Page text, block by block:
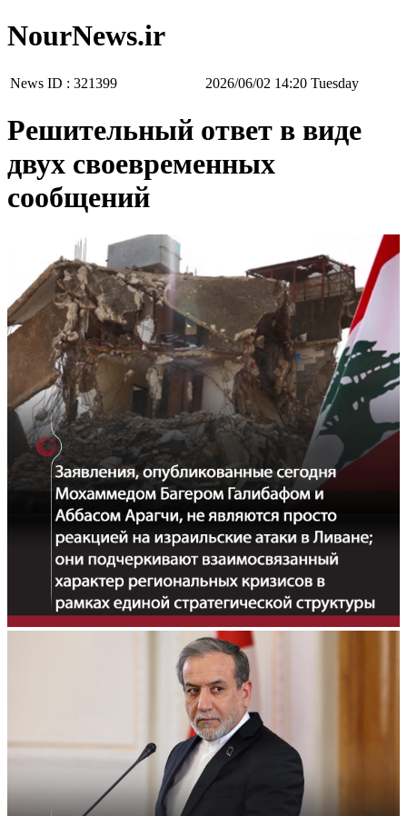
NourNews.ir
News ID : 321399 ‫‫Tuesday‬‬ 14:20 2026/06/02
Решительный ответ в виде
двух своевременных
сообщений